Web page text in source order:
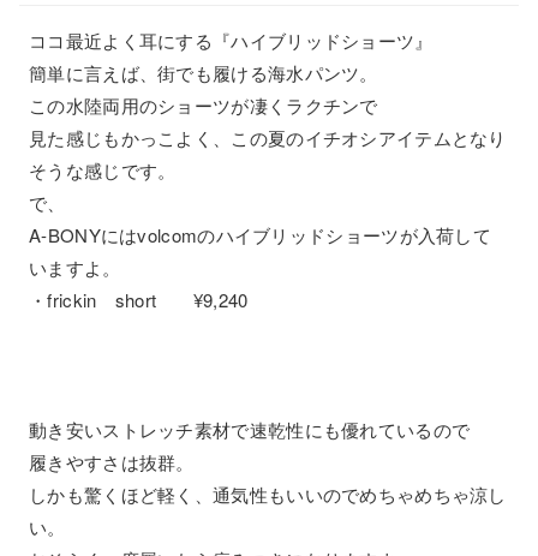
ココ最近よく耳にする『ハイブリッドショーツ』
簡単に言えば、街でも履ける海水パンツ。
この水陸両用のショーツが凄くラクチンで
見た感じもかっこよく、この夏のイチオシアイテムとなり
そうな感じです。
で、
A-BONYにはvolcomのハイブリッドショーツが入荷して
いますよ。
・frickin short ¥9,240
動き安いストレッチ素材で速乾性にも優れているので
履きやすさは抜群。
しかも驚くほど軽く、通気性もいいのでめちゃめちゃ涼し
い。